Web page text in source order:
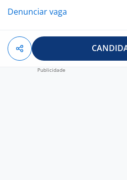
Denunciar vaga